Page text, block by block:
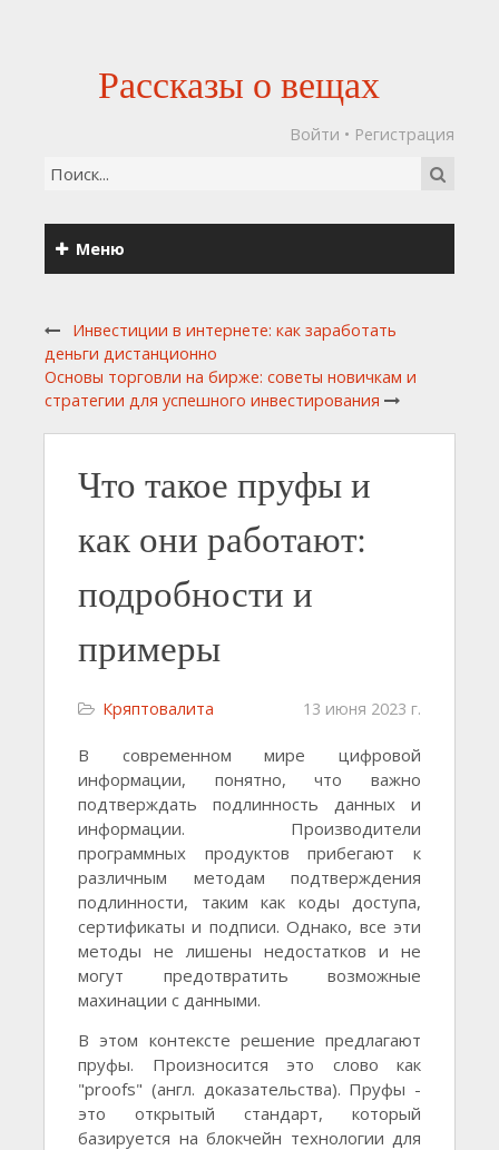
Рассказы о вещах
Войти • Регистрация
Меню
Инвестиции в интернете: как заработать
деньги дистанционно
Основы торговли на бирже: советы новичкам и
стратегии для успешного инвестирования
Что такое пруфы и
как они работают:
подробности и
примеры
Кряптовалита 13 июня 2023 г.
В современном мире цифровой
информации, понятно, что важно
подтверждать подлинность данных и
информации. Производители
программных продуктов прибегают к
различным методам подтверждения
подлинности, таким как коды доступа,
сертификаты и подписи. Однако, все эти
методы не лишены недостатков и не
могут предотвратить возможные
махинации с данными.
В этом контексте решение предлагают
пруфы. Произносится это слово как
"proofs" (англ. доказательства). Пруфы -
это открытый стандарт, который
базируется на блокчейн технологии для